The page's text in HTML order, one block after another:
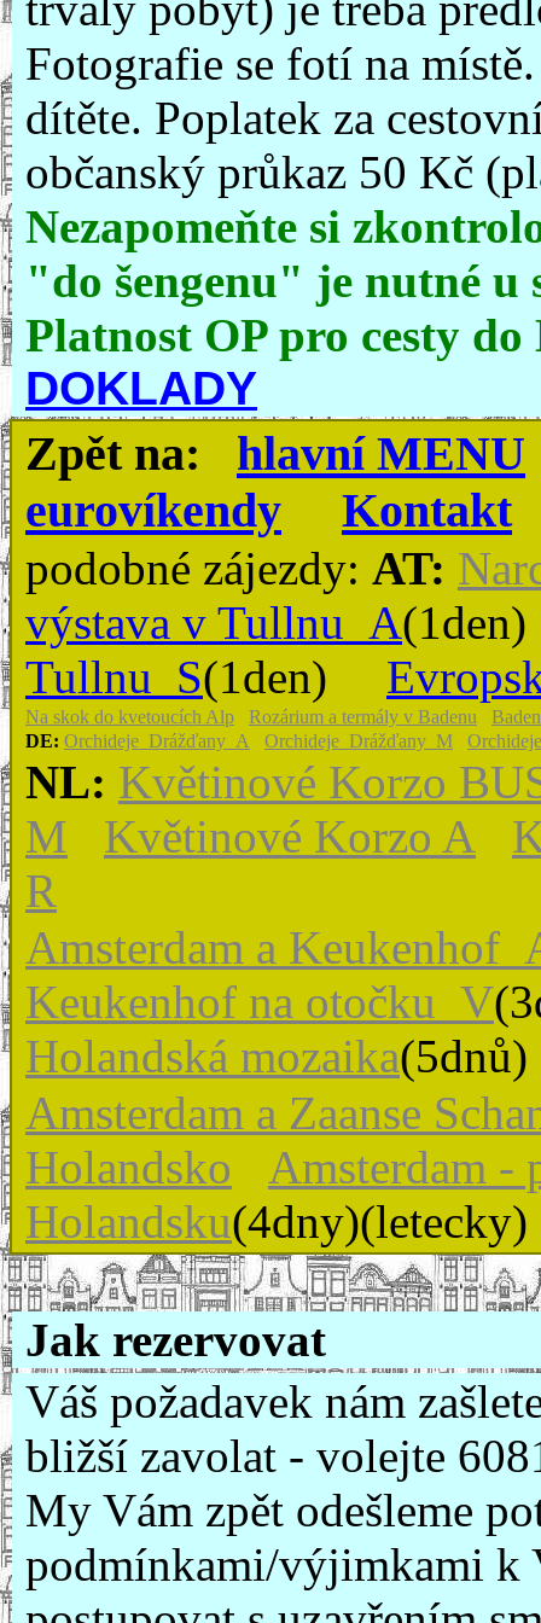
Fotografie se fotí na
dítěte. Poplatek za
občanský průkaz 50 Kč
Nezapomeňte si
"do šengenu" je nutné
Platnost OP pro cesty
DOKLADY
Zpět na: hlavní MENU
eurovíkendy
Kontakt
podobné zájezdy: AT:
výstava v Tullnu_A(1den)
Tullnu_S(1den)
Na skok do kvetoucích Alp Rozárium a termály v Badenu
DE: Orchideje_Drážďany_A Orchideje_Drážďany_M
NL: Květinové Korzo
M
Květinové Korzo A
R
Amsterdam a
Keukenhof na otočku_V
Holandská mozaika
Amsterdam a Zaanse
Holandsko
Amsterdam -
Holandsku(4dny)(letecky)
Jak rezervovat
Váš požadavek nám
bližší zavolat - volejte
My Vám zpět odešleme
podmínkami/výjimkami k